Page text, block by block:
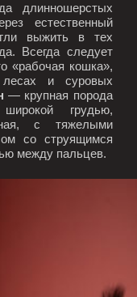
длинношерстых
естественный
выжить в тех
Всегда следует
«рабочая кошка»,
и суровых
— крупная порода
грудью,
с тяжелыми
со струящимся
между пальцев.